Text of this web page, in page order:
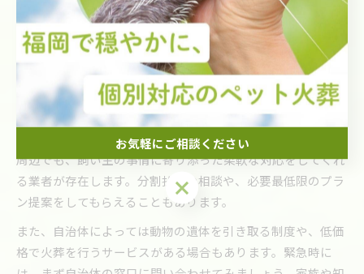
ンスを見極めて、後悔のない選択をすることがポイントで
す。
ペット火葬のお金がない時の対応策を考える
ペット火葬の費用が用意できない場合、まずは信頼できる火
葬業者へ相談してみることが重要です。福岡県田川郡福智町
周辺でも、飼い主の事情に寄り添った柔軟な対応をしてくれ
る業者が存在します。分割払いの相談や、必要最低限のプラ
ン提案をしてもらえることもあります。
また、自治体によっては動物の遺体を引き取る制度や、低価
格で火葬を行うサービスがある場合もあります。緊急時に
お気軽にご相談ください
お気軽にご相談ください